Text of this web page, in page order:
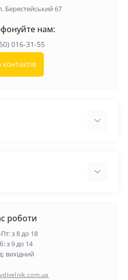
Берестейський 67
нам:
016-31-55
роботи
з 8 до 18
з 9 до 14
вихідний